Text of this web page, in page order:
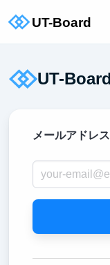
UT-
メールアドレ